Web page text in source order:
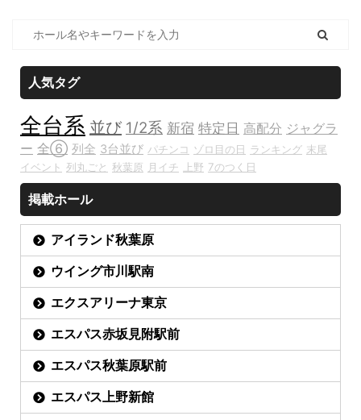
人気タグ
全台系 並び 1/2系 新宿 特定日 高配分 ジャグラ
ー 全⑥ 列全 3台並び パチンコ ゾロ目の日 ランキング 末尾
イベント 列丸ごと 秋葉原 月イチ 上野 7のつく日
掲載ホール
アイランド秋葉原
ウイング市川駅南
エクスアリーナ東京
エスパス赤坂見附駅前
エスパス秋葉原駅前
エスパス上野新館